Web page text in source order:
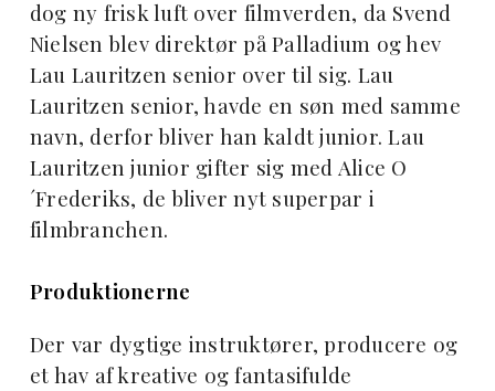
dog ny frisk luft over filmverden, da Svend
Nielsen blev direktør på Palladium og hev
Lau Lauritzen senior over til sig. Lau
Lauritzen senior, havde en søn med samme
navn, derfor bliver han kaldt junior. Lau
Lauritzen junior gifter sig med Alice O
´Frederiks, de bliver nyt superpar i
filmbranchen.
Produktionerne
Der var dygtige instruktører, producere og
et hav af kreative og fantasifulde